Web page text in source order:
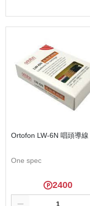
Ortofon LW-6N 唱頭導線
One spec
2400